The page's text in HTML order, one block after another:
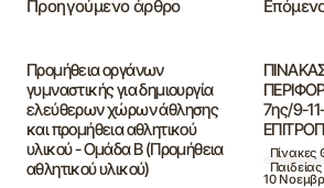
Προηγούμενο άρθρο
Προμήθεια οργάνων
γυμναστικής για δημιουργία
ελεύθερων χώρων άθλησης
και προμήθεια αθλητικού
υλικού - Ομάδα Β (Προμήθεια
αθλητικού υλικού)
7ης/9-
Παιδείας
10